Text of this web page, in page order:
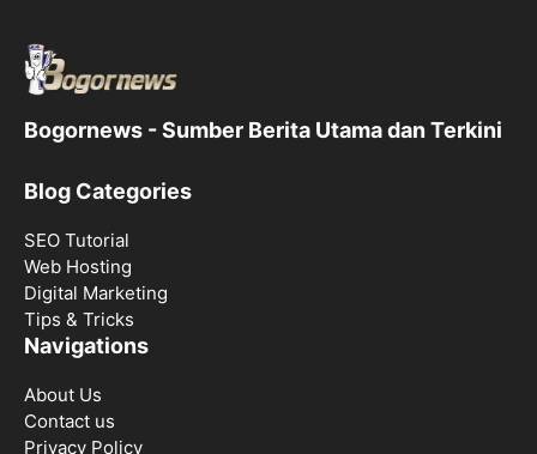
Bogornews - Sumber Berita Utama dan Terkini
Blog Categories
SEO Tutorial
Web Hosting
Digital Marketing
Tips & Tricks
Navigations
About Us
Contact us
Privacy Policy